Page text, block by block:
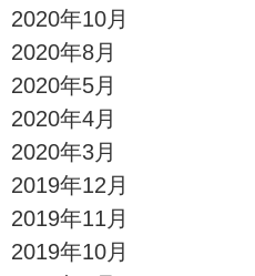
2020年10月
2020年8月
2020年5月
2020年4月
2020年3月
2019年12月
2019年11月
2019年10月